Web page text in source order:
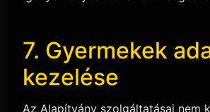
7. Gyermekek
kezelése
Az Alapítvány szolgáltatásai nem